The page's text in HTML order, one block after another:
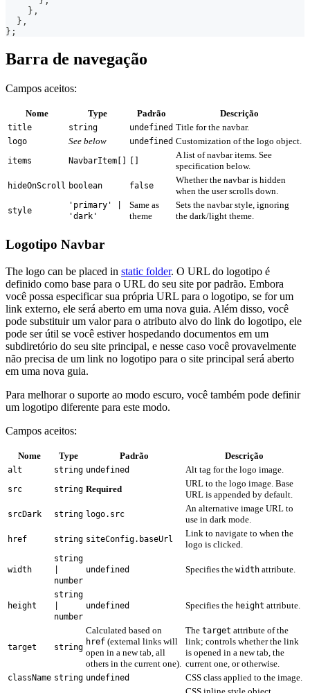
} ,
} ,
} ;
Barra de navegação
Campos aceitos:
Nome Type Padrão Descrição
title string undefined Title for the navbar.
logo See below undefined Customization of the logo object.
items NavbarItem[]
A list of navbar items. See
specification below.
hideOnScroll boolean false
Whether the navbar is hidden
when the user scrolls down.
style
'primary' |
'dark'
Same as
theme
Sets the navbar style, ignoring
the dark/light theme.
Logotipo Navbar
The logo can be placed in static folder. O URL do logotipo é
definido como base para o URL do seu site por padrão. Embora
você possa especificar sua própria URL para o logotipo, se for um
link externo, ele será aberto em uma nova guia. Além disso, você
pode substituir um valor para o atributo alvo do link do logotipo, ele
pode ser útil se você estiver hospedando documentos em um
subdiretório do seu site principal, e nesse caso você provavelmente
não precisa de um link no logotipo para o site principal será aberto
em uma nova guia.
Para melhorar o suporte ao modo escuro, você também pode definir
um logotipo diferente para este modo.
Campos aceitos:
Nome Type Padrão Descrição
alt string undefined Alt tag for the logo image.
src string Required
URL to the logo image. Base
URL is appended by default.
srcDark string logo.src
An alternative image URL to
use in dark mode.
href string siteConfig.baseUrl
Link to navigate to when the
logo is clicked.
width
string
number
undefined Specifies the width attribute.
height
string
number
undefined Specifies the height attribute.
target string
Calculated based on
href (external links will
open in a new tab, all
others in the current one).
The target attribute of the
link; controls whether the link
is opened in a new tab, the
current one, or otherwise.
className string undefined CSS class applied to the image.